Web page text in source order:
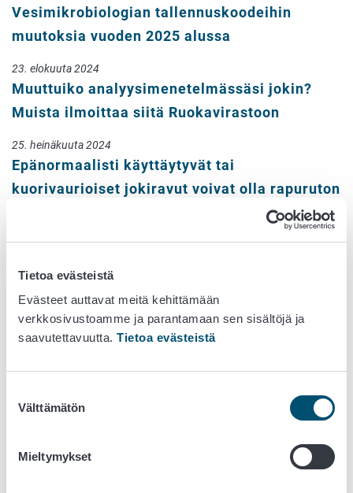
Tietoa evästeistä
Evästeet auttavat meitä kehittämään
verkkosivustoamme ja parantamaan sen sisältöjä ja
saavutettavuutta. Tietoa evästeistä
valinta
Välttämätön
Mieltymykset
Vesimikrobiologian tallennuskoodeihin
muutoksia vuoden 2025 alussa
23. elokuuta 2024
Muuttuiko analyysimenetelmässäsi jokin?
Muista ilmoittaa siitä Ruokavirastoon
25. heinäkuuta 2024
Epänormaalisti käyttäytyvät tai
kuorivaurioiset jokiravut voivat olla rapuruton
kantajia - toimita näytteet Ruokavirastoon
8. heinäkuuta 2024
13. kesäkuuta 2024
Vertailulaboratorion uutiskirje 2/2024
12. kesäkuuta 2024
Nimettyjen laboratorioiden ja viranomaisten
10. kesäkuuta 2024
Eläintautitutkimuksissa viivettä loppuvuoden